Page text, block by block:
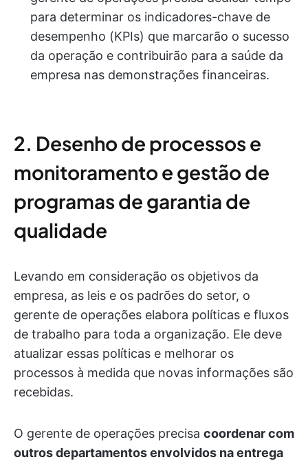
para determinar os indicadores-chave de
desempenho (KPIs) que marcarão o sucesso
da operação e contribuirão para a saúde da
empresa nas demonstrações financeiras.
2. Desenho de processos e
monitoramento e gestão de
programas de garantia de
qualidade
Levando em consideração os objetivos da
empresa, as leis e os padrões do setor, o
gerente de operações elabora políticas e fluxos
de trabalho para toda a organização. Ele deve
atualizar essas políticas e melhorar os
processos à medida que novas informações são
recebidas.
O gerente de operações precisa coordenar com
outros departamentos envolvidos na entrega